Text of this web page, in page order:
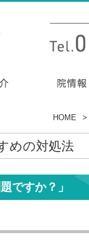
HOME >
めの対処法
ですか？」